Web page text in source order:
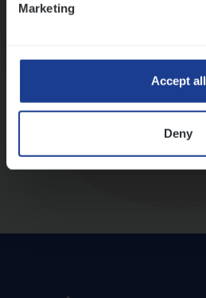
Marketing
Accept all
Deny